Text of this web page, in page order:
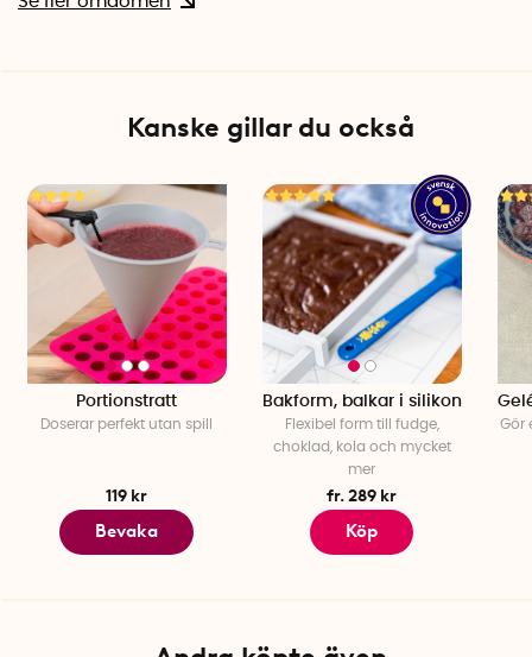
Kanske gillar du också
Portionstratt
Doserar perfekt utan spill
119 kr
Bevaka
Bakform, balkar i silikon
Flexibel form till fudge,
choklad, kola och mycket
mer
fr. 289 kr
Köp
Gör